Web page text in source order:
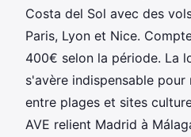
Costa del Sol avec des
Paris, Lyon et Nice.
400€ selon la période. La
s'avère indispensable
entre plages et sites
AVE relient Madrid à